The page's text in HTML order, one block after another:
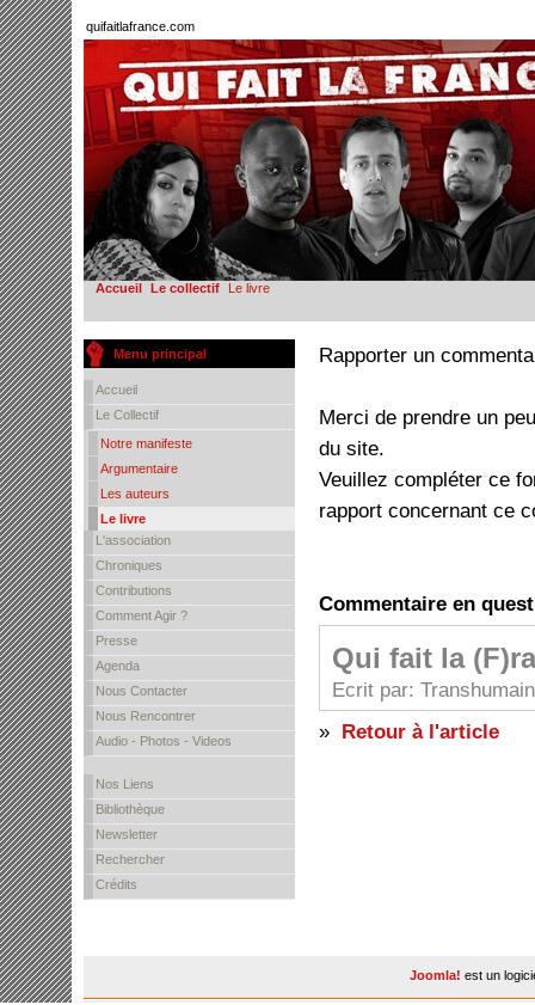
quifaitlafrance.com
Accueil Le collectif Le livre
Menu principal
Accueil
Le Collectif
Notre manifeste
Argumentaire
Les auteurs
Le livre
L'association
Chroniques
Contributions
Comment Agir ?
Presse
Agenda
Nous Contacter
Nous Rencontrer
Audio - Photos - Videos
Nos Liens
Bibliothèque
Newsletter
Rechercher
Crédits
Rapporter un
Merci de prendre un
du site.
Veuillez compléter ce
rapport concernant ce
Commentaire en
Qui fait la
Ecrit par:
» Retour à l'article
Joomla! est un